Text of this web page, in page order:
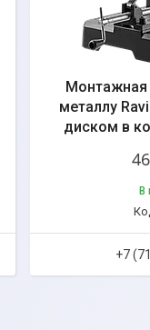
Монтажная
металлу
диском в
В
+7